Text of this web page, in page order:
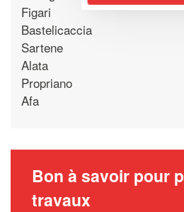
Figari
Bastelicaccia
Sartene
Alata
Propriano
Afa
Bon à savoir pour
travaux